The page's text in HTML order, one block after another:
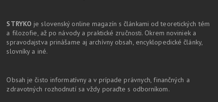
STRYKO je slovenský online magazín s článkami od teoretických tém
a filozofie, až po návody a praktické zručnosti. Okrem noviniek a
spravodajstva prinášame aj archívny obsah, encyklopedické články,
slovníky a iné.
Obsah je čisto informatívny a v prípade právnych, finančných a
zdravotných rozhodnutí sa vždy poraďte s odborníkom.